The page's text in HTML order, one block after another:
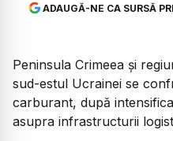
ADAUGĂ-NE CA SURSĂ
Peninsula Crimeea și
sud-estul Ucrainei se
carburant, după
asupra infrastructurii